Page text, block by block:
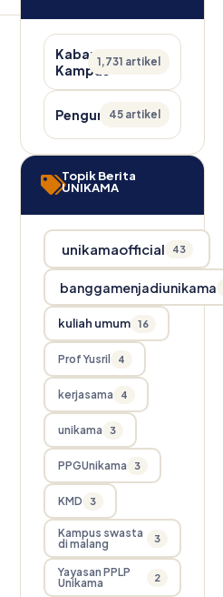
Kabar
Kampus
1,731 artikel
Pengumuman
45 artikel
Topik Berita
UNIKAMA
unikamaofficial 43
banggamenjadiunikama
kuliah umum 16
Prof Yusril 4
kerjasama 4
unikama 3
PPGUnikama 3
KMD 3
Kampus swasta
di malang
3
Yayasan PPLP
Unikama
2